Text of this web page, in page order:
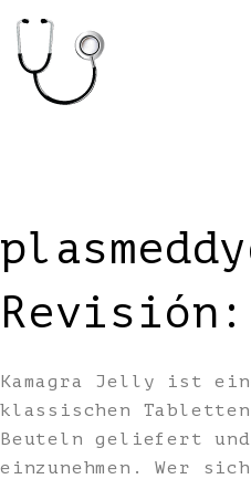
Revisión:
Kamagra Jelly ist
klassischen
Beuteln geliefert
einzunehmen. Wer